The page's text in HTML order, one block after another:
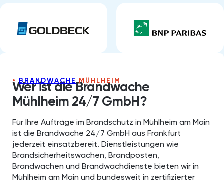
BRANDWACHEMÜHLHEIM
Wer ist die Brandwache
Mühlheim 24/7 GmbH?
Für Ihre Aufträge im Brandschutz in Mühlheim am Main
ist die Brandwache 24/7 GmbH aus Frankfurt
jederzeit einsatzbereit. Dienstleistungen wie
Brandsicherheitswachen, Brandposten,
Brandwachen und Brandwachdienste bieten wir in
Mühlheim am Main und bundesweit in zertifizierter